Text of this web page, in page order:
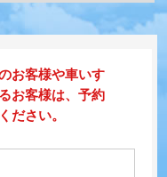
お客様や車いす
お客様は、予約
ださい。